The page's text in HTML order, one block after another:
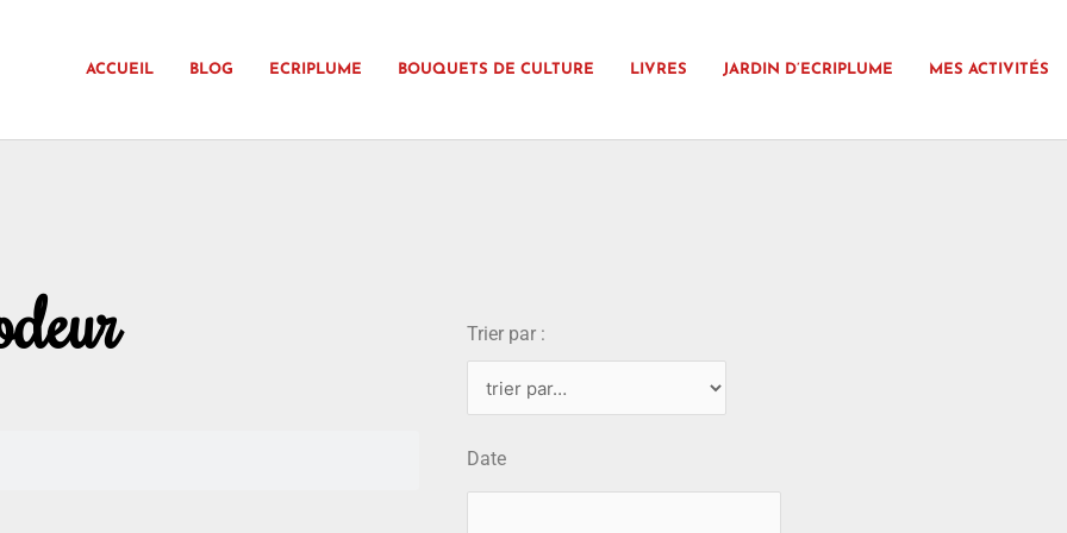
ACCUEIL BLOG ECRIPLUME BOUQUETS DE CULTURE LIVRES JARDIN D’ECRIPLUME MES ACTIVITÉS
Trier par :
Date